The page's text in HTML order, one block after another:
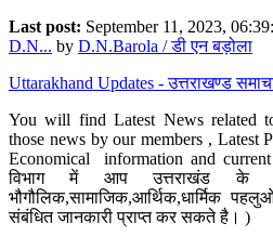
Last post: September 11, 2023,
D.N... by D.N.Barola / डी एन बड़ोला
Uttarakhand Updates - उत्तराखण्ड
You will find Latest News related
those news by our members , Latest
Economical information and
विभाग में आप उत्तराखंड के
भौगौलिक,सामाजिक,आर्थिक,धार्मिक
संबंधित जानकारी प्राप्त कर सकते है। )